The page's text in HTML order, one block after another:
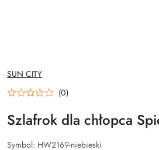
NAZWA
PRODUCENTA:
SUN CITY
(0)
Szlafrok dla chłopca
Symbol: HW2169-niebieski